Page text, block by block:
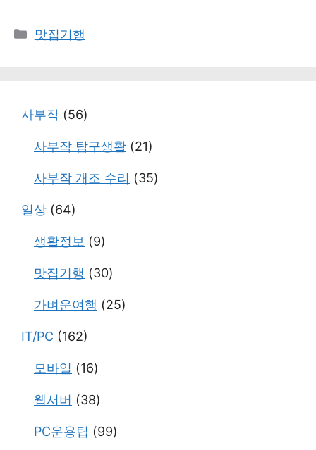
카
맛집기행
사부작 (56)
사부작 탐구생활 (21)
사부작 개조 수리 (35)
일상 (64)
생활정보 (9)
맛집기행 (30)
가벼운여행 (25)
IT/PC (162)
모바일 (16)
웹서버 (38)
PC운용팁 (99)